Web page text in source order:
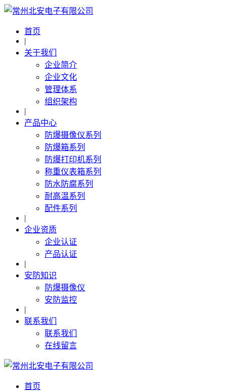
首页
|
关于我们
企业简介
企业文化
管理体系
组织架构
|
产品中心
防爆摄像仪系列
防爆箱系列
防爆打印机系列
称重仪表箱系列
防水防腐系列
耐高温系列
配件系列
|
企业资质
企业认证
产品认证
|
安防知识
防爆摄像仪
安防监控
|
联系我们
联系我们
在线留言
首页